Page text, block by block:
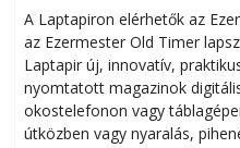
A Laptapiron elérhetők az
az Ezermester Old Timer
Laptapir új, innovatív,
nyomtatott magazinok
okostelefonon vagy
útközben vagy nyaralás,